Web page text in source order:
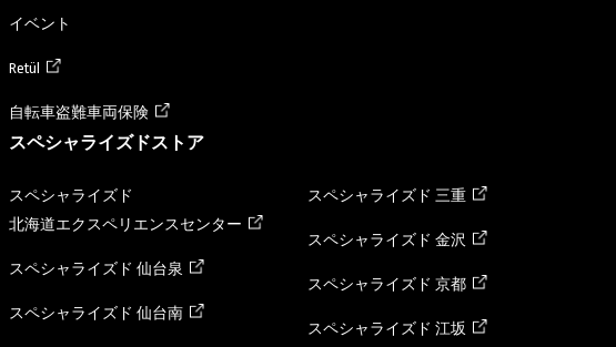
イベント
Retül
自転車盗難車両保険
スペシャライズドストア
スペシャライズド
北海道エクスペリエンスセンター
スペシャライズド 仙台泉
スペシャライズド 仙台南
スペシャライズド 三重
スペシャライズド 金沢
スペシャライズド 京都
スペシャライズド 江坂